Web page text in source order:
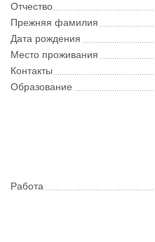
Отчество
Прежняя фамилия
Дата рождения
Место проживания
Контакты
Образование
Рабoта